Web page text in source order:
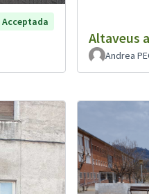
Acceptada
Altaveus
Andrea